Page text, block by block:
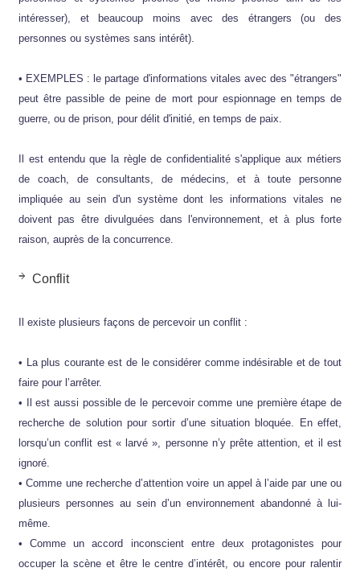
intéresser), et beaucoup moins avec des étrangers (ou des
personnes ou systèmes sans intérêt).
• EXEMPLES : le partage d'informations vitales avec des "étrangers"
peut être passible de peine de mort pour espionnage en temps de
guerre, ou de prison, pour délit d'initié, en temps de paix.
Il est entendu que la règle de confidentialité s'applique aux métiers
de coach, de consultants, de médecins, et à toute personne
impliquée au sein d'un système dont les informations vitales ne
doivent pas être divulguées dans l'environnement, et à plus forte
raison, auprès de la concurrence.
Conflit
Il existe plusieurs façons de percevoir un conflit :
• La plus courante est de le considérer comme indésirable et de tout
faire pour l’arrêter.
• Il est aussi possible de le percevoir comme une première étape de
recherche de solution pour sortir d’une situation bloquée. En effet,
lorsqu’un conflit est « larvé », personne n’y prête attention, et il est
ignoré.
• Comme une recherche d’attention voire un appel à l’aide par une ou
plusieurs personnes au sein d’un environnement abandonné à lui-
même.
• Comme un accord inconscient entre deux protagonistes pour
occuper la scène et être le centre d’intérêt, ou encore pour ralentir